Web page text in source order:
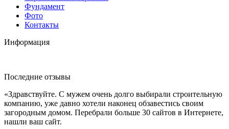
Фундамент
Фото
Контакты
Информация
Последние отзывы
«Здравствуйте. С мужем очень долго выбирали строительную
компанию, уже давно хотели наконец обзавестись своим
загородным домом. Перебрали больше 30 сайтов в Интернете,
нашли ваш сайт.